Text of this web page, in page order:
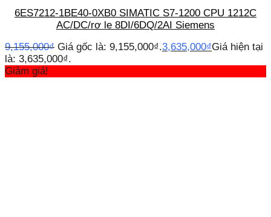
6ES7212-1BE40-0XB0 SIMATIC S7-1200 CPU 1212C
AC/DC/rơ le 8DI/6DQ/2AI Siemens
9,155,000₫ Giá gốc là: 9,155,000₫.3,635,000₫Giá hiện tại
là: 3,635,000₫.
Giảm giá!